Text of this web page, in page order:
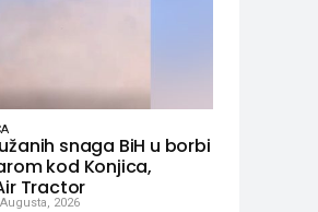
snaga BiH u borbi
kod Konjica,
Tractor
2026